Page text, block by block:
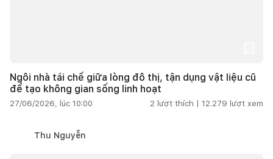
Ngôi nhà tái chế giữa lòng đô thị, tận dụng vật liệu cũ
để tạo không gian sống linh hoạt
27/06/2026, lúc 10:00 2 lượt thích | 12.279 lượt xem
Thu Nguyễn